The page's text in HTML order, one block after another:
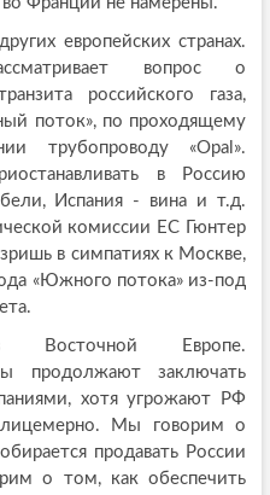
европейских странах.
вопрос о
российского газа,
поток», по проходящему
трубопроводу «Opal».
в Россию
Испания - вина и т.д.
комиссии ЕС Гюнтер
в симпатиях к Москве,
«Южного потока» из-под
Восточной Европе.
продолжают заключать
хотя угрожают РФ
Мы говорим о
продавать России
о том, как обеспечить